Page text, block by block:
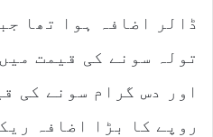
ڈالر اضافہ ہوا تھا
روپے کا بڑا اضافہ